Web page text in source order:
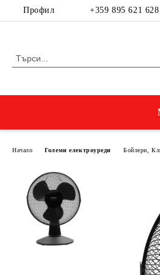
Профил +359 895 621 628
Начало Големи електроуреди Бойлери,